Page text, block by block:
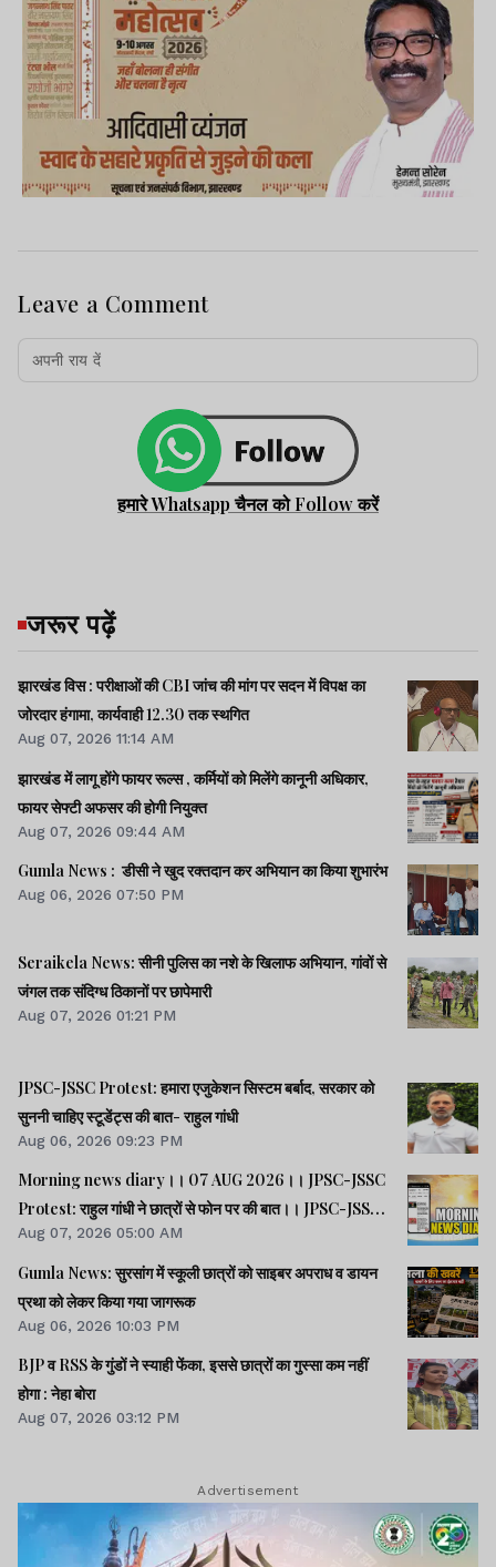
Leave a Comment
हमारे Whatsapp चैनल को Follow करें
जरूर पढ़ें
झारखंड विस : परीक्षाओं की CBI जांच की मांग पर सदन में विपक्ष का
जोरदार हंगामा, कार्यवाही 12.30 तक स्थगित
Aug 07, 2026 11:14 AM
झारखंड में लागू होंगे फायर रूल्स , कर्मियों को मिलेंगे कानूनी अधिकार,
फायर सेफ्टी अफसर की होगी नियुक्त
Aug 07, 2026 09:44 AM
Gumla News : डीसी ने खुद रक्तदान कर अभियान का किया शुभारंभ
Aug 06, 2026 07:50 PM
Seraikela News: सीनी पुलिस का नशे के खिलाफ अभियान, गांवों से
जंगल तक संदिग्ध ठिकानों पर छापेमारी
Aug 07, 2026 01:21 PM
JPSC-JSSC Protest: हमारा एजुकेशन सिस्टम बर्बाद, सरकार को
सुननी चाहिए स्टूडेंट्स की बात- राहुल गांधी
Aug 06, 2026 09:23 PM
Morning news diary।। 07 AUG 2026।। JPSC-JSSC
Protest: राहुल गांधी ने छात्रों से फोन पर की बात।। JPSC-JSSC
आंदोलन: छात्र प्रतिनिधि अपनी मांगों पर अड़े।। ACB ने नेक्सजेन के
CEO से पूछा- विनय चौबे को कितने पैसे दिए।। समेत कई खबरें व
वीडियो.
Aug 07, 2026 05:00 AM
Gumla News: सुरसांग में स्कूली छात्रों को साइबर अपराध व डायन
प्रथा को लेकर किया गया जागरूक
Aug 06, 2026 10:03 PM
BJP व RSS के गुंडों ने स्याही फेंका, इससे छात्रों का गुस्सा कम नहीं
होगा : नेहा बोरा
Aug 07, 2026 03:12 PM
Advertisement